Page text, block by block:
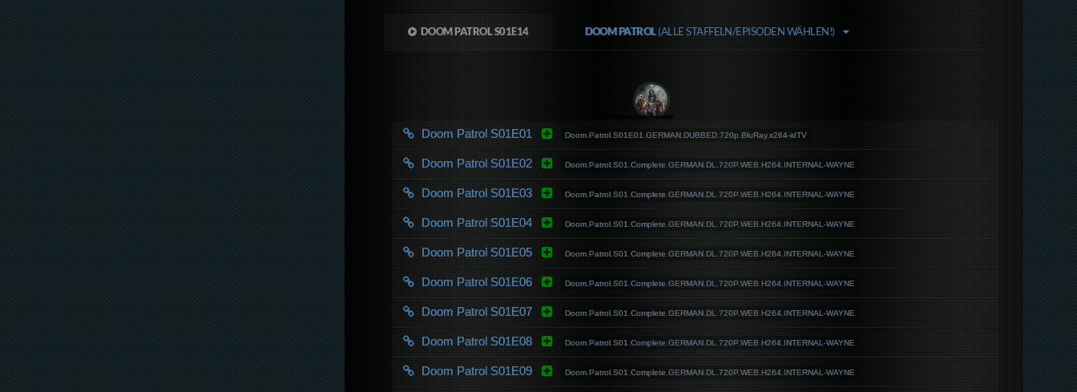
DOOM PATROL S01E14 DOOM PATROL(ALLE STAFFELN/EPISODEN WÄHLEN!)
Doom Patrol S01E01 Doom.Patrol.S01E01.GERMAN.DUBBED.720p.BluRay.x264-idTV
Doom Patrol S01E02 Doom.Patrol.S01.Complete.GERMAN.DL.720P.WEB.H264.INTERNAL-WAYNE
Doom Patrol S01E03 Doom.Patrol.S01.Complete.GERMAN.DL.720P.WEB.H264.INTERNAL-WAYNE
Doom Patrol S01E04 Doom.Patrol.S01.Complete.GERMAN.DL.720P.WEB.H264.INTERNAL-WAYNE
Doom Patrol S01E05 Doom.Patrol.S01.Complete.GERMAN.DL.720P.WEB.H264.INTERNAL-WAYNE
Doom Patrol S01E06 Doom.Patrol.S01.Complete.GERMAN.DL.720P.WEB.H264.INTERNAL-WAYNE
Doom Patrol S01E07 Doom.Patrol.S01.Complete.GERMAN.DL.720P.WEB.H264.INTERNAL-WAYNE
Doom Patrol S01E08 Doom.Patrol.S01.Complete.GERMAN.DL.720P.WEB.H264.INTERNAL-WAYNE
Doom Patrol S01E09 Doom.Patrol.S01.Complete.GERMAN.DL.720P.WEB.H264.INTERNAL-WAYNE